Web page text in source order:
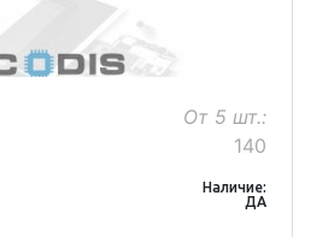
От 5 шт.:
140
Наличие:
ДА